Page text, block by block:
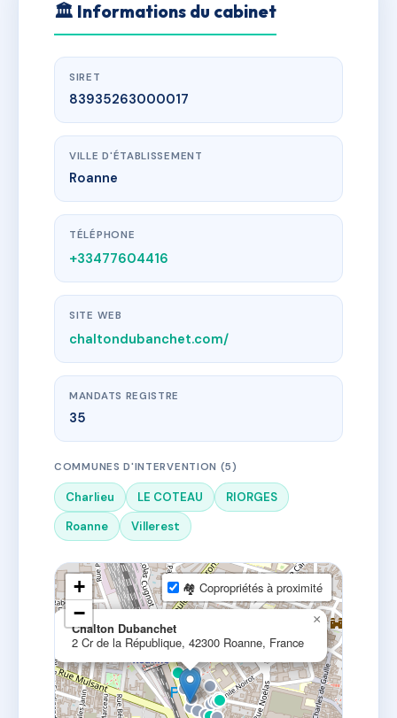
🏛 Informations du cabinet
SIRET
83935263000017
VILLE D'ÉTABLISSEMENT
Roanne
TÉLÉPHONE
+33477604416
SITE WEB
chaltondubanchet.com/
MANDATS REGISTRE
35
COMMUNES D'INTERVENTION (5)
Charlieu LE COTEAU
RIORGES
Roanne
Villerest
Chalton Dubanchet
2 Cr de la République, 42300 Roanne, France
×
+
−
🏘 Copropriétés à proximité